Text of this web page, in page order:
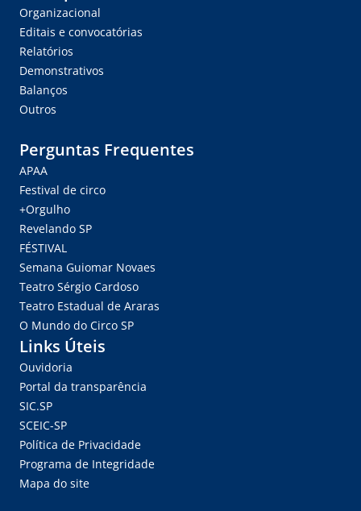
Organizacional
Editais e convocatórias
Relatórios
Demonstrativos
Balanços
Outros
Perguntas Frequentes
APAA
Festival de circo
+Orgulho
Revelando SP
FÉSTIVAL
Semana Guiomar Novaes
Teatro Sérgio Cardoso
Teatro Estadual de Araras
O Mundo do Circo SP
Links Úteis
Ouvidoria
Portal da transparência
SIC.SP
SCEIC-SP
Política de Privacidade
Programa de Integridade
Mapa do site